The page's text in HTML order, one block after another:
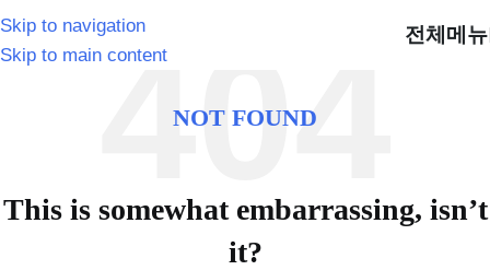
Skip to navigation
Skip to main content
전체메뉴
NOT FOUND
This is somewhat embarrassing, isn’t
it?